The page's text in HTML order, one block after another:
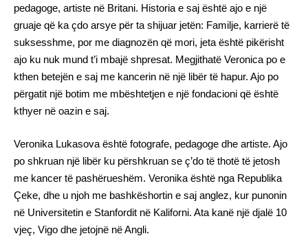
pedagoge, artiste në Britani. Historia e saj është ajo e një
gruaje që ka çdo arsye për ta shijuar jetën: Familje, karrierë të
suksesshme, por me diagnozën që mori, jeta është pikërisht
ajo ku nuk mund t’i mbajë shpresat. Megjithatë Veronica po e
kthen betejën e saj me kancerin në një libër të hapur. Ajo po
përgatit një botim me mbështetjen e një fondacioni që është
kthyer në oazin e saj.
Veronika Lukasova është fotografe, pedagoge dhe artiste. Ajo
po shkruan një libër ku përshkruan se ç’do të thotë të jetosh
me kancer të pashërueshëm. Veronika është nga Republika
Çeke, dhe u njoh me bashkëshortin e saj anglez, kur punonin
në Universitetin e Stanfordit në Kaliforni. Ata kanë një djalë 10
vjeç, Vigo dhe jetojnë në Angli.